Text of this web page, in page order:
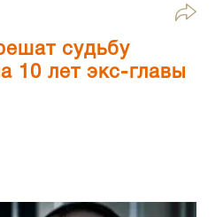
судьбу
10 лет экс-главы